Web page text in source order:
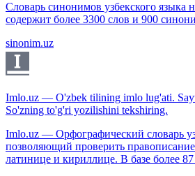
Словарь синонимов узбекского языка
содержит более 3300 слов и 900
sinonim.uz
Imlo.uz — O'zbek tilining imlo lug'ati.
So'zning to'g'ri yozilishini tekshiring.
Imlo.uz — Орфографический словарь
позволяющий проверить правописание
латинице и кириллице. В базе более